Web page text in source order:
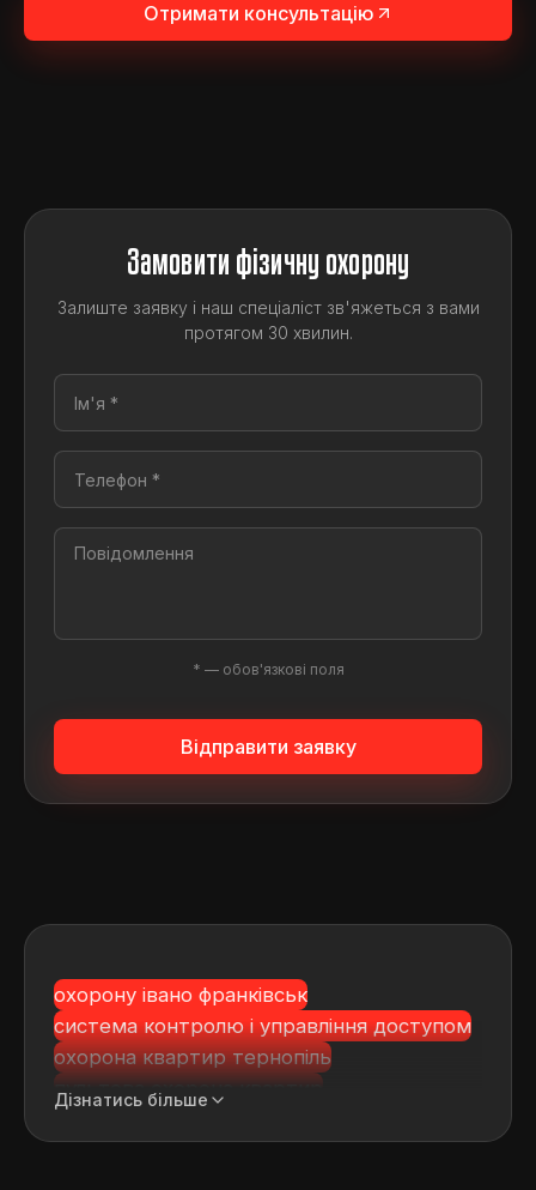
Отримати консультацію
Замовити фізичну охорону
Залиште заявку і наш спеціаліст зв'яжеться з вами
протягом 30 хвилин.
* — обов'язкові поля
Відправити заявку
охорону івано франківськ
система контролю і управління доступом
охорона квартир тернопіль
пультова охорона квартир
Дізнатись більше